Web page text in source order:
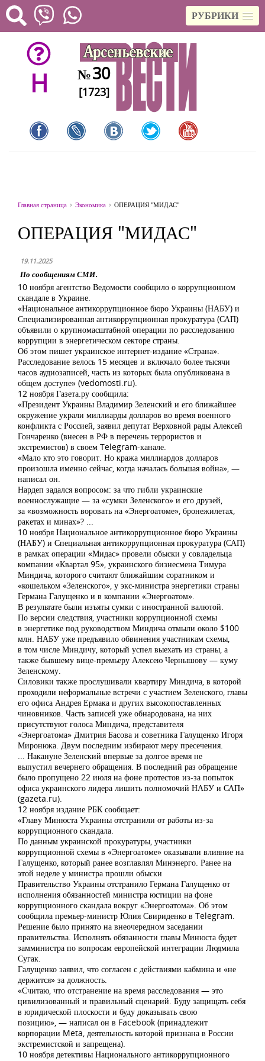
РУБРИКИ
H №30
[1723]
Главная страница Экономика ОПЕРАЦИЯ "МИДАС"
ОПЕРАЦИЯ "МИДАС"
19.11.2025
По сообщениям СМИ.
10 ноября агентство Ведомости сообщило о коррупционном
скандале в Украине.
«Национальное антикоррупционное бюро Украины (НАБУ) и
Специализированная антикоррупционная прокуратура (САП)
объявили о крупномасштабной операции по расследованию
коррупции в энергетическом секторе страны.
Об этом пишет украинское интернет-издание «Страна».
Расследование велось 15 месяцев и включало более тысячи
часов аудиозаписей, часть из которых была опубликована в
общем доступе» (vedomosti.ru).
12 ноября Газета.ру сообщила:
«Президент Украины Владимир Зеленский и его ближайшее
окружение украли миллиарды долларов во время военного
конфликта с Россией, заявил депутат Верховной рады Алексей
Гончаренко (внесен в РФ в перечень террористов и
экстремистов) в своем Telegram-канале.
«Мало кто это говорит. Но кража миллиардов долларов
произошла именно сейчас, когда началась большая война», —
написал он.
Нардеп задался вопросом: за что гибли украинские
военнослужащие — за «сумки Зеленского» и его друзей,
за «возможность воровать на «Энергоатоме», бронежилетах,
ракетах и минах»? ...
10 ноября Национальное антикоррупционное бюро Украины
(НАБУ) и Специальная антикоррупционная прокуратура (САП)
в рамках операции «Мидас» провели обыски у совладельца
компании «Квартал 95», украинского бизнесмена Тимура
Миндича, которого считают ближайшим соратником и
«кошельком «Зеленского», у экс-министра энергетики страны
Германа Галущенко и в компании «Энергоатом».
В результате были изъяты сумки с иностранной валютой.
По версии следствия, участники коррупционной схемы
в энергетике под руководством Миндича отмыли около $100
млн. НАБУ уже предъявило обвинения участникам схемы,
в том числе Миндичу, который успел выехать из страны, а
также бывшему вице-премьеру Алексею Чернышову — куму
Зеленскому.
Силовики также прослушивали квартиру Миндича, в которой
проходили неформальные встречи с участием Зеленского, главы
его офиса Андрея Ермака и других высокопоставленных
чиновников. Часть записей уже обнародована, на них
присутствуют голоса Миндича, представителя
«Энергоатома» Дмитрия Басова и советника Галущенко Игоря
Миронюка. Двум последним избирают меру пресечения.
... Накануне Зеленский впервые за долгое время не
выпустил вечернего обращения. В последний раз обращение
было пропущено 22 июля на фоне протестов из-за попыток
офиса украинского лидера лишить полномочий НАБУ и САП»
(gazeta.ru).
12 ноября издание РБК сообщает:
«Главу Минюста Украины отстранили от работы из-за
коррупционного скандала.
По данным украинской прокуратуры, участники
коррупционной схемы в «Энергоатоме» оказывали влияние на
Галущенко, который ранее возглавлял Минэнерго. Ранее на
этой неделе у министра прошли обыски
Правительство Украины отстранило Германа Галущенко от
исполнения обязанностей министра юстиции на фоне
коррупционного скандала вокруг «Энергоатома». Об этом
сообщила премьер-министр Юлия Свириденко в Telegram.
Решение было принято на внеочередном заседании
правительства. Исполнять обязанности главы Минюста будет
замминистра по вопросам европейской интеграции Людмила
Сугак.
Галущенко заявил, что согласен с действиями кабмина и «не
держится» за должность.
«Считаю, что отстранение на время расследования — это
цивилизованный и правильный сценарий. Буду защищать себя
в юридической плоскости и буду доказывать свою
позицию», — написал он в Facebook (принадлежит
корпорации Meta, деятельность которой признана в России
экстремистской и запрещена).
10 ноября детективы Национального антикоррупционного